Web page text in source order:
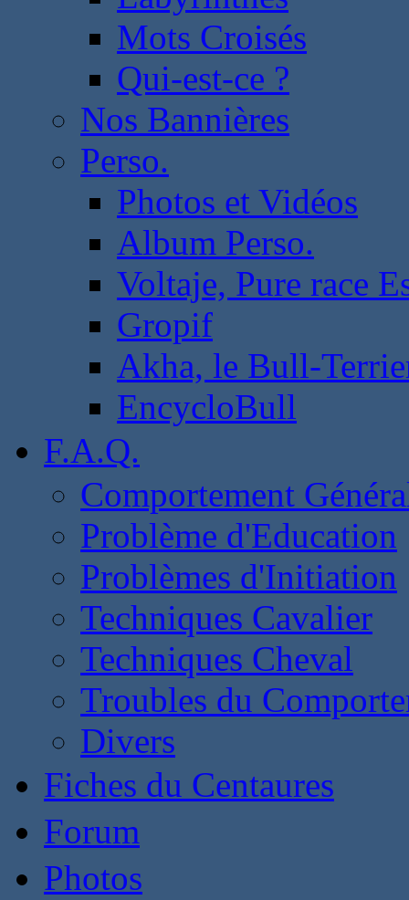
Mots Croisés
Qui-est-ce ?
Nos Bannières
Perso.
Photos et Vidéos
Album Perso.
Voltaje, Pure race
Gropif
Akha, le Bull-
EncycloBull
F.A.Q.
Comportement
Problème d'Education
Problèmes d'Initiation
Techniques Cavalier
Techniques Cheval
Troubles du
Divers
Fiches du Centaures
Forum
Photos